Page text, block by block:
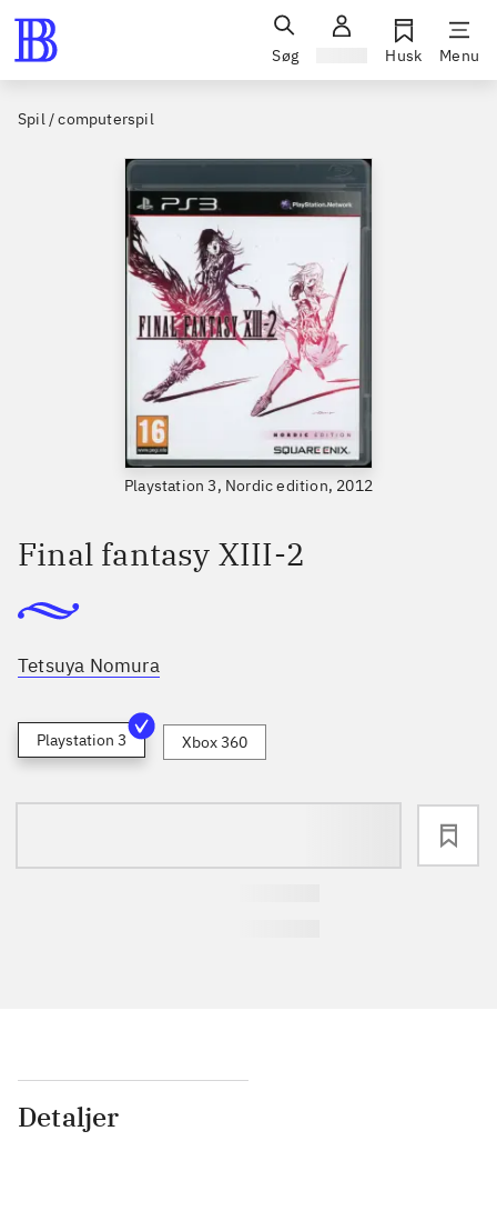
Søg Husk Menu
Spil / computerspil
Playstation 3, Nordic edition, 2012
Final fantasy XIII-2
Tetsuya Nomura
Playstation 3 Xbox 360
Detaljer